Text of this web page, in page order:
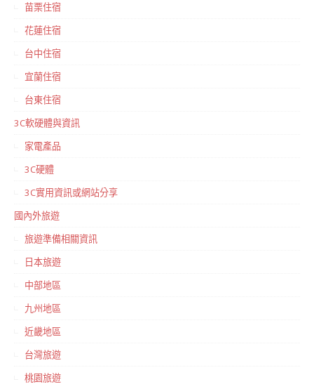
苗栗住宿
花蓮住宿
台中住宿
宜蘭住宿
台東住宿
3C軟硬體與資訊
家電產品
3C硬體
3C實用資訊或網站分享
國內外旅遊
旅遊準備相關資訊
日本旅遊
中部地區
九州地區
近畿地區
台灣旅遊
桃園旅遊